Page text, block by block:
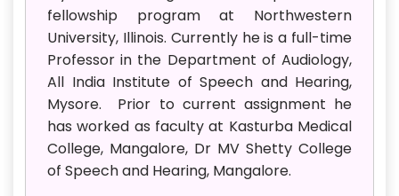
fellowship program at Northwestern
University, Illinois. Currently he is a full-time
Professor in the Department of Audiology,
All India Institute of Speech and Hearing,
Mysore. Prior to current assignment he
has worked as faculty at Kasturba Medical
College, Mangalore, Dr MV Shetty College
of Speech and Hearing, Mangalore.